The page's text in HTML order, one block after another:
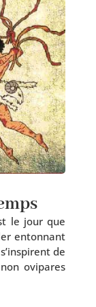
le jour que
enton­nant
de
ovi­pares